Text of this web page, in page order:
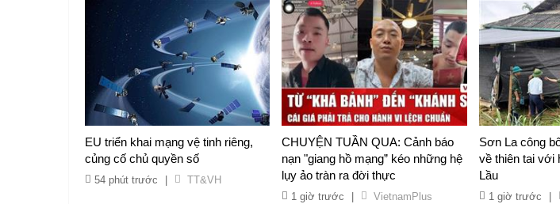
EU triển khai mạng vệ tinh riêng,
củng cố chủ quyền số
54 phút trước TT&VH
CHUYỆN TUẦN QUA: Cảnh báo
nạn "giang hồ mạng” kéo những hệ
lụy ảo tràn ra đời thực
1 giờ trước VietnamPlus
Sơn La công
về thiên tai với
Lầu
1 giờ trước